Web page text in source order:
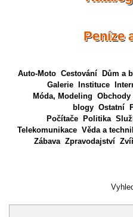
Peníze
Auto-Moto Cestování Dům a
Galerie
Instituce
Móda, Modeling Obchody
blogy Ostatní
Počítače
Politika
Telekomunikace Věda a
Zábava Zpravodajství